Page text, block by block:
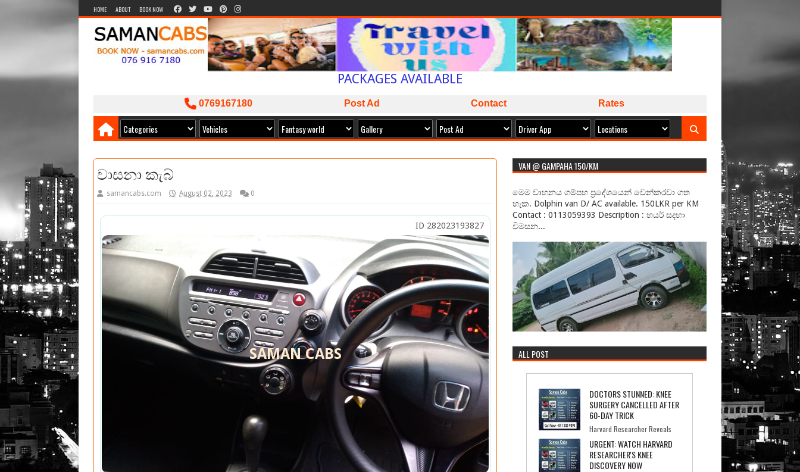
HOME ABOUT BOOK NOW
BOOK NOW
ISLAND WIDE SERVICE
PACKAGES AVAILABLE
ඔබට අවශ්‍ය කාර් ලොරි බස් අඩුම මිලට අපෙන් !
0769167180 Post Ad Contact Rates
වාසනා කැබ්
samancabs.com August 02, 2023 0
ID 282023193827
SAMAN CABS
VAN @ GAMPAHA 150/KM
මෙම වාහනය ගම්පහ ප්‍රදේශයෙන් වෙන්කරවා ගත
හැක. Dolphin van D/ AC available. 150LKR per KM
Contact : 0113059393 Description : හයර් සදහා
විමසන...
ALL POST
DOCTORS STUNNED: KNEE
SURGERY CANCELLED AFTER
60-DAY TRICK
Harvard Researcher Reveals
the Simple Recipe That's Saving Americans From
Knee ...
URGENT: WATCH HARVARD
RESEARCHER'S KNEE
DISCOVERY NOW